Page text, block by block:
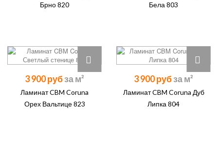
Брно 820
Бела 803
3 900 руб
Ламинат CBM Coruna
Орех Вальтице 823
3 900 руб
Ламинат CBM Coruna Дуб
Липка 804